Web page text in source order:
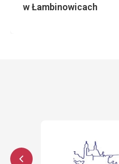
w Łambinowicach